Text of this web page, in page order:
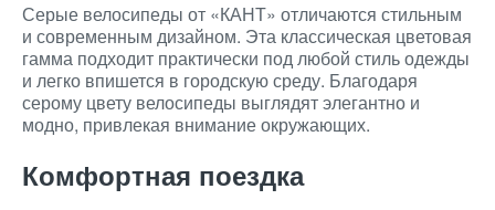
Серые велосипеды от «КАНТ» отличаются стильным
и современным дизайном. Эта классическая цветовая
гамма подходит практически под любой стиль одежды
и легко впишется в городскую среду. Благодаря
серому цвету велосипеды выглядят элегантно и
модно, привлекая внимание окружающих.
Комфортная поездка